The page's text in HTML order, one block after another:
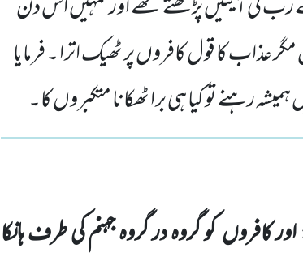
کا قول کافروں پر ٹھیک اترا ۔ فرمایا
رہنے تو کیا ہی برا ٹھکانا متکبروں کا۔
کافروں کو گروہ در گروہ جہنم کی طرف ہانکا